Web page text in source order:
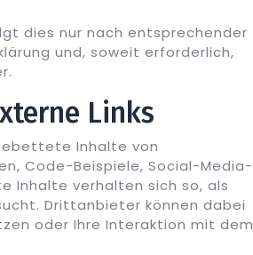
dies nur nach entsprechender
und, soweit erforderlich,
Links
Inhalte von
Code-Beispiele, Social-Media-
Inhalte verhalten sich so, als
Drittanbieter können dabei
oder Ihre Interaktion mit dem